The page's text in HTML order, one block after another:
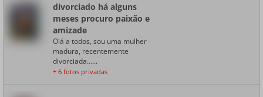
divorciado há alguns
meses procuro paixão e
amizade
Olá a todos, sou uma mulher
madura, recentemente
divorciada......
+ 6 fotos privadas